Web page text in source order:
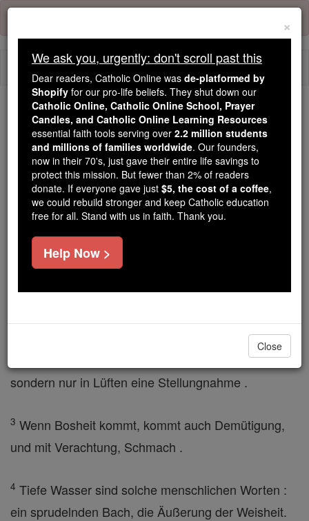
Skip
content
Trending:
Daily Reading for Thursday, October ...
Today's Reading The Mysteries of the Rosary
Die Sprüche - Kapitel 18
Die Sprüche ⌄
Wer lebt allein folgt privaten Launen, und wird
Ein Narr kommt keine Freude in Verständnis,
sondern nur in Lüften eine Stellungnahme .
3 Wenn Bosheit kommt, kommt auch Demütigung,
und mit Verachtung, Schmach .
4 Tiefe Wasser sind solche menschlichen Worten :
ein sprudelnden Bach, die Äußerung der Weisheit.
×
We ask you, urgently: don't scroll past this
Dear readers, Catholic Online was de-platformed by
Shopify for our pro-life beliefs. They shut down our
Catholic Online, Catholic Online School, Prayer
Candles, and Catholic Online Learning Resources
essential faith tools serving over 2.2 million students
and millions of families worldwide. Our founders,
now in their 70's, just gave their entire life savings to
protect this mission. But fewer than 2% of readers
donate. If everyone gave just $5, the cost of a coffee,
we could rebuild stronger and keep Catholic education
free for all. Stand with us in faith. Thank you.
Help Now >
Close